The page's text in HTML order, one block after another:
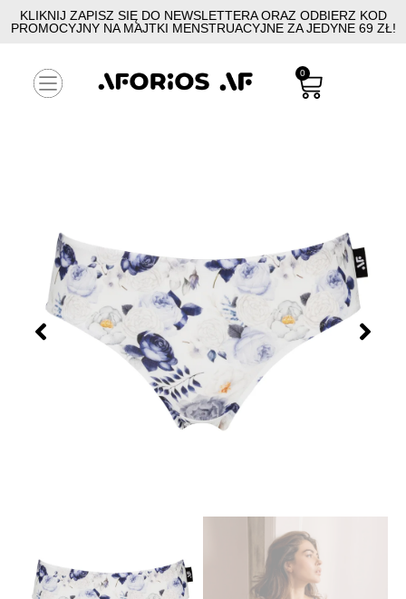
KLIKNIJ ZAPISZ SIĘ DO NEWSLETTERA ORAZ ODBIERZ KOD
PROMOCYJNY NA MAJTKI MENSTRUACYJNE ZA JEDYNE 69 ZŁ!
0